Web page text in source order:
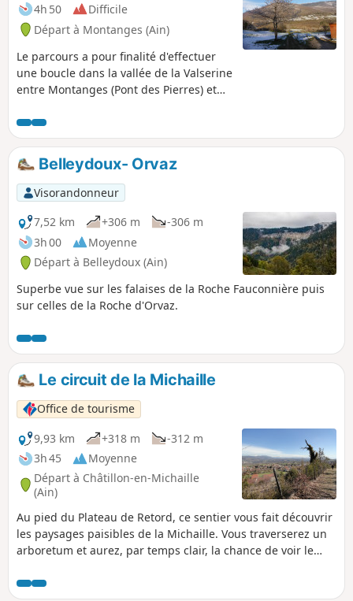
4h 50
Difficile
Départ à Montanges (Ain)
Le parcours a pour finalité d'effectuer
une boucle dans la vallée de la Valserine
entre Montanges (Pont des Pierres) et
rivière de la Valserine. Le retour
s'effectue via le tracé de la Voie du Tram
de Lancrans à Chézery. En cours, deux
petits tunnels seront traversés.
Quelques difficultés sont à rencontrer
entre les points (1) et (2) sur un sentier
moyennement viable par moment. Le
reste du parcours ne présente pas de
grosses difficultés.
Belleydoux- Orvaz
Visorandonneur
7,52 km
+306 m
-306 m
3h 00
Moyenne
Départ à Belleydoux (Ain)
Superbe vue sur les falaises de la Roche Fauconnière puis
sur celles de la Roche d'Orvaz.
Le circuit de la Michaille
Office de tourisme
9,93 km
+318 m
-312 m
3h 45
Moyenne
Départ à Châtillon-en-Michaille
(Ain)
Au pied du Plateau de Retord, ce sentier vous fait découvrir
les paysages paisibles de la Michaille. Vous traverserez un
arboretum et aurez, par temps clair, la chance de voir le